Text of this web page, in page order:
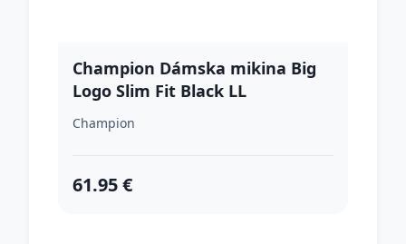
Champion Dámska mikina Big
Logo Slim Fit Black LL
Champion
61.95 €